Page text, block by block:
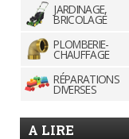
JARDINAGE,
BRICOLAGE
PLOMBERIE-
CHAUFFAGE
RÉPARATIONS
DIVERSES
A LIRE